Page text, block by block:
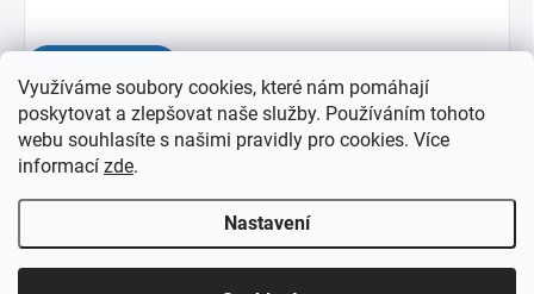
Využíváme soubory cookies, které nám pomáhají
poskytovat a zlepšovat naše služby. Používáním tohoto
webu souhlasíte s našimi pravidly pro cookies. Více
informací zde.
Nastavení
eprovas.cz . Všechna práva vyhrazena.